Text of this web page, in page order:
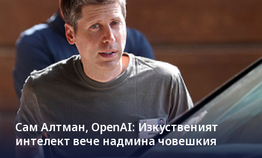
Сам Алтман, OpenAI: Изкуственият
интелект вече надмина човешкия